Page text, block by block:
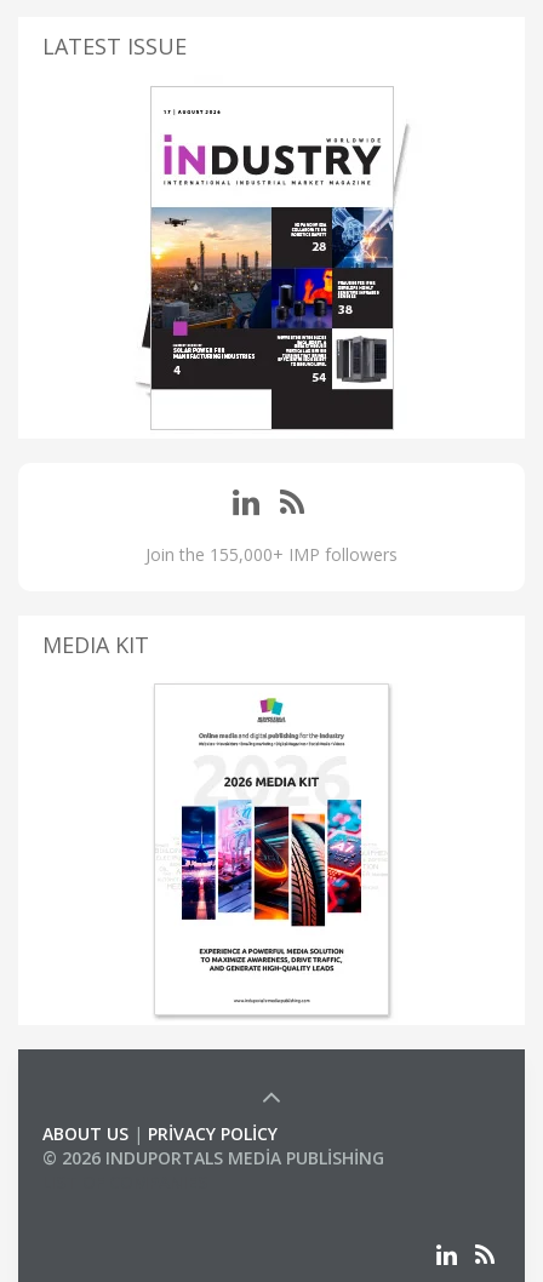
LATEST ISSUE
Join the 155,000+ IMP followers
MEDIA KIT
ABOUT US | PRIVACY POLICY
© 2026 INDUPORTALS MEDIA PUBLISHING